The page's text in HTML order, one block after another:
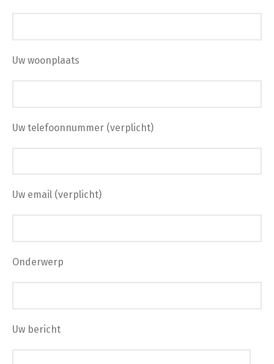
Uw woonplaats
Uw telefoonnummer (verplicht)
Uw email (verplicht)
Onderwerp
Uw bericht